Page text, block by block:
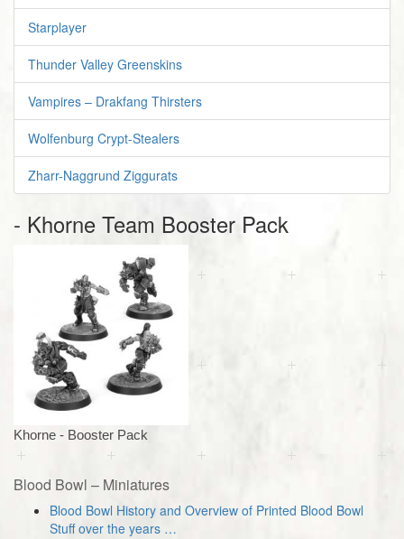
Starplayer
Thunder Valley Greenskins
Vampires – Drakfang Thirsters
Wolfenburg Crypt-Stealers
Zharr-Naggrund Ziggurats
- Khorne Team Booster Pack
Khorne - Booster Pack
Blood Bowl – Miniatures
Blood Bowl History and Overview of Printed Blood Bowl
Stuff over the years …